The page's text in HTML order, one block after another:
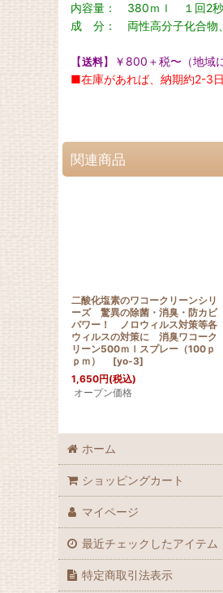
内容量： 380ｍｌ １回2秒
成 分： 両性高分子化合物
【送料】￥800＋税〜（地域
■在庫があれば、納期約2-3
関連商品
二酸化塩素のワコークリーンシリ
ーズ 驚異の除菌・消臭・防カビ
パワー！ ノロウィルス対策等各
ウィルスの対策に 消臭ワコーク
リーン500ｍｌスプレー（100ｐ
ｐｍ）
[yo-3]
1,650円(税込)
オープン価格
ホーム
ショッピングカート
マイページ
最近チェックしたアイテム
特定商取引法表示